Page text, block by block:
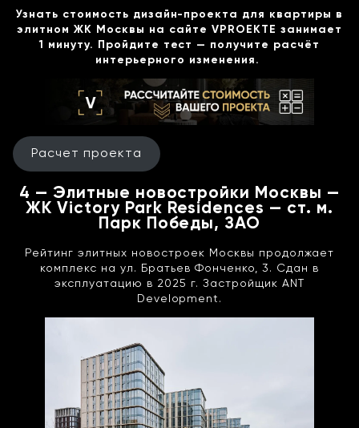
Узнать стоимость дизайн-проекта для квартиры в
элитном ЖК Москвы на сайте VPROEKTE занимает
1 минуту. Пройдите тест — получите расчёт
интерьерного изменения.
Расчет проекта
4 — Элитные новостройки Москвы —
ЖК Victory Park Residences — ст. м.
Парк Победы, ЗАО
Рейтинг элитных новостроек Москвы продолжает
комплекс на ул. Братьев Фонченко, 3. Сдан в
эксплуатацию в 2025 г. Застройщик ANT
Development.